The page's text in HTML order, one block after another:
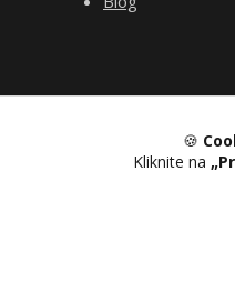
🍪
Kliknite na